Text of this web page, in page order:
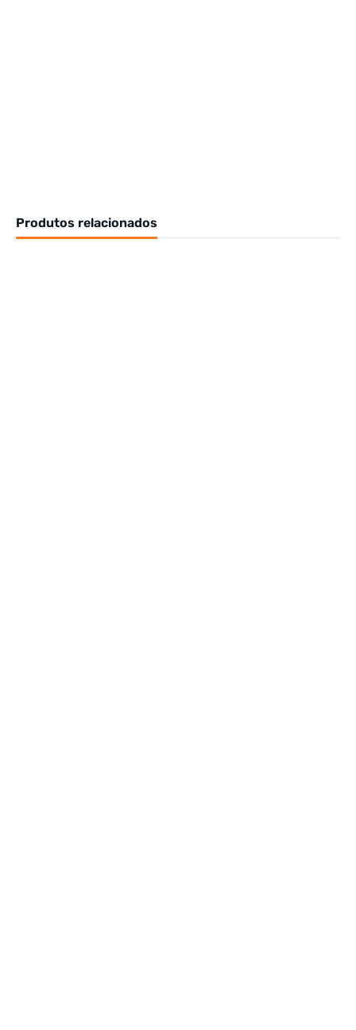
Produtos relacionados